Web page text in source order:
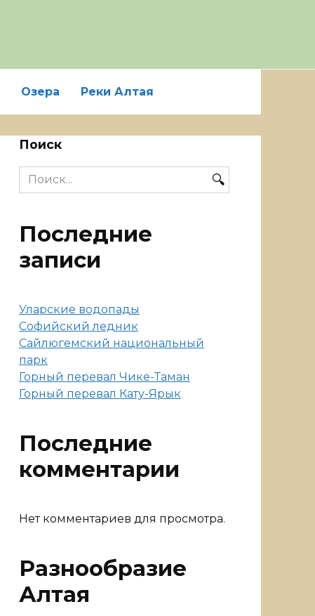
Озера Реки Алтая
Поиск
Search
for:
Последние
записи
Уларские водопады
Софийский ледник
Сайлюгемский национальный
парк
Горный перевал Чике-Таман
Горный перевал Кату-Ярык
Последние
комментарии
Нет комментариев для просмотра.
Разнообразие
Алтая